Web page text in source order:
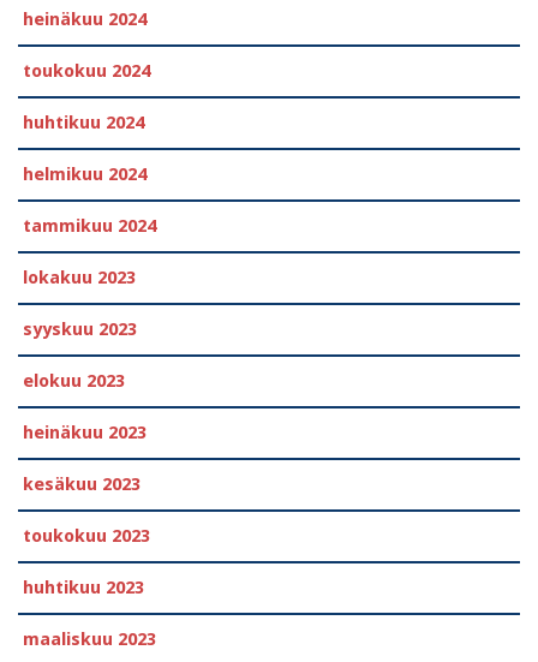
heinäkuu 2024
toukokuu 2024
huhtikuu 2024
helmikuu 2024
tammikuu 2024
lokakuu 2023
syyskuu 2023
elokuu 2023
heinäkuu 2023
kesäkuu 2023
toukokuu 2023
huhtikuu 2023
maaliskuu 2023